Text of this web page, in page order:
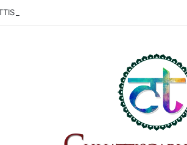
| APL प्लांट में बड़ा हादसा!